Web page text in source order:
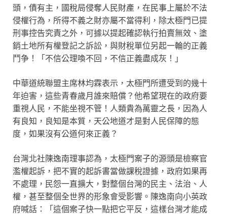
頭，債有主，國稅局侵奪人民財產，在民事上屬於不法
侵權行為，所得不義之財亦屬不當得利，除太極門已提
刑事控告究責之外，可據以提起確認執行拍賣無效、塗
銷土地所有權登記之訴訟，與財稅單位另起一輪的正義
鬥争！「不信公理喚不回，不信正義盡成灰！」
中華道統聯盟主席林均霖表示，太極門所遭受到的幾十
年迫害，這些青春歲月誰來賠償？他希望現在的政府要
重視人民，不能坐視不管！人類貴為萬靈之長，因為人
有良知，良知是本質，天公地道才是對人民保障的態
度，如果沒有公道何來正義？
台灣北社陳逸南理事認為，太極門案子的源頭是檢察官
濫權起訴，把不實的起訴書當做課稅證據，政府如果再
不處理，民怨一直擴大，對整個台灣的民主、法治、人
權，甚至整個全世界的形象會受影響。陳逸南向小英政
府喊話：「這個案子快一點把它平反，這樣台灣才能成